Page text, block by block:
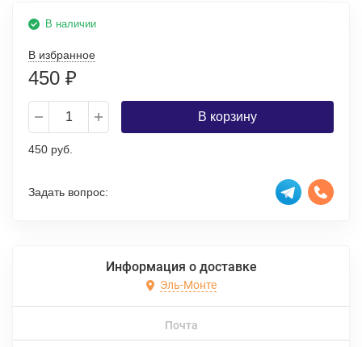
В наличии
В избранное
450 ₽
В корзину
450 руб.
Задать вопрос:
Информация о доставке
Эль-Монте
Почта